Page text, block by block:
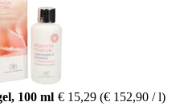
100 ml € 15,29 (€ 152,90 / l)